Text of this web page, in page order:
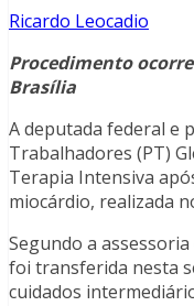
Ricardo Leocadio
Procedimento
Brasília
A deputada federal e
Trabalhadores (PT)
Terapia Intensiva
miocárdio, realizada
Segundo a
foi transferida nesta
cuidados